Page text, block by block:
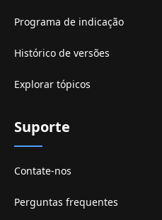
Programa de indicação
Histórico de versões
Explorar tópicos
Suporte
Contate-nos
Perguntas frequentes